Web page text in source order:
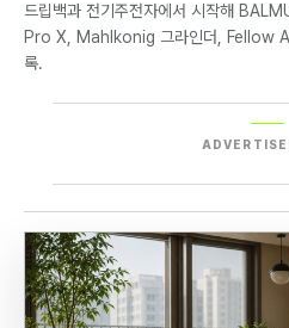
드립백과 전기주전자에서 시작해
Pro X, Mahlkonig 그라인더, Fellow
록.